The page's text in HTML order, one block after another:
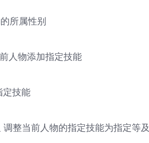
所属性别
人物添加指定技能
定技能
调整当前人物的指定技能为指定等及